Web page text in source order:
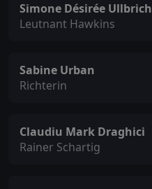
Simone Désirée Ullbrich
Leutnant Hawkins
Sabine Urban
Richterin
Claudiu Mark Draghici
Rainer Schartig